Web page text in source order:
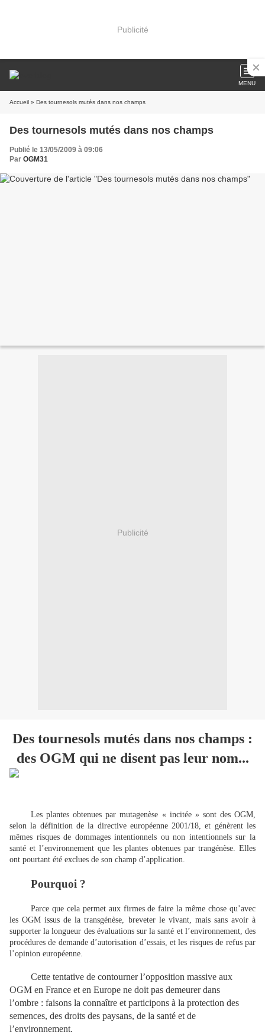
Publicité
MENU
Accueil » Des tournesols mutés dans nos champs
Des tournesols mutés dans nos champs
Publié le 13/05/2009 à 09:06
Par OGM31
Publicité
Des tournesols mutés dans nos champs :
des OGM qui ne disent pas leur nom...
Les plantes obtenues par mutagenèse « incitée » sont des OGM,
selon la définition de la directive européenne 2001/18, et génèrent les
mêmes risques de dommages intentionnels ou non intentionnels sur la
santé et l’environnement que les plantes obtenues par trangénèse. Elles
ont pourtant été exclues de son champ d’application.
Pourquoi ?
Parce que cela permet aux firmes de faire la même chose qu’avec
les OGM issus de la transgénèse, breveter le vivant, mais sans avoir à
supporter la longueur des évaluations sur la santé et l’environnement, des
procédures de demande d’autorisation d’essais, et les risques de refus par
l’opinion européenne.
Cette tentative de contourner l’opposition massive aux
OGM en France et en Europe ne doit pas demeurer dans
l’ombre : faisons la connaître et participons à la protection des
semences, des droits des paysans, de la santé et de
l’environnement.